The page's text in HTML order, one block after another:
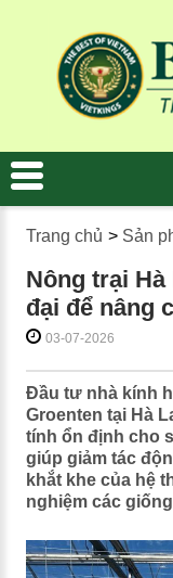
Trang chủ > Sản
Nông trại
đại để nâng
03-07-2026
Đầu tư nhà kính
Groenten tại Hà
tính ổn định cho
giúp giảm tác
khắt khe của hệ
nghiệm các